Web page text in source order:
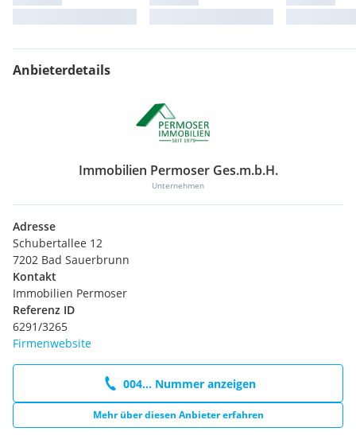
Anbieterdetails
Immobilien Permoser Ges.m.b.H.
Unternehmen
Adresse
Schubertallee 12
7202 Bad Sauerbrunn
Kontakt
Immobilien Permoser
Referenz ID
6291/3265
Firmenwebsite
004... Nummer anzeigen
Mehr über diesen Anbieter erfahren